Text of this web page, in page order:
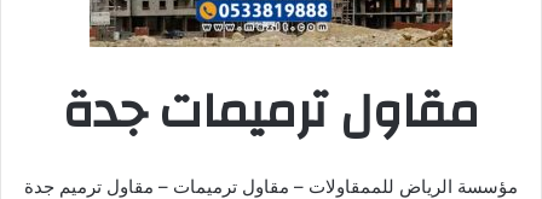
مقاول ترميمات جدة
مؤسسة الرياض للممقاولات – مقاول ترميمات – مقاول ترميم جدة